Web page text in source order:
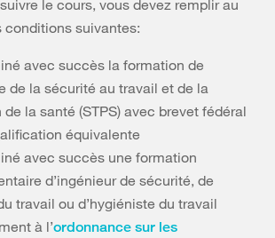
le cours, vous devez remplir au
conditions suivantes:
avec succès la formation de
de la sécurité au travail et de la
la santé (STPS) avec brevet fédéral
équivalente
avec succès une formation
d’ingénieur de sécurité, de
travail ou d’hygiéniste du travail
à l’ordonnance sur les